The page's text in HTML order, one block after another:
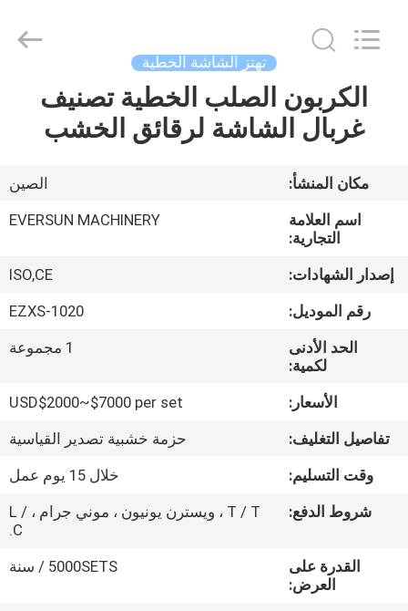
مسكن
عرض
الافتراضي
معلومات
جولة
في
المعمل
الجودة
تهتز الشاشة الخطية
الكربون الصلب الخطية تصنيف
غربال الشاشة لرقائق الخشب
مكان المنشأ:
الصين
اسم العلامة
التجارية:
EVERSUN MACHINERY
إصدار الشهادات:
ISO,CE
رقم الموديل:
EZXS-1020
الحد الأدنى
لكمية:
1 مجموعة
الأسعار:
USD$2000~$7000 per set
تفاصيل التغليف:
حزمة خشبية تصدير القياسية
وقت التسليم:
خلال 15 يوم عمل
شروط الدفع:
T / T ، ويسترن يونيون ، موني جرام ، L /
C.
القدرة على
العرض:
5000SETS / سنة